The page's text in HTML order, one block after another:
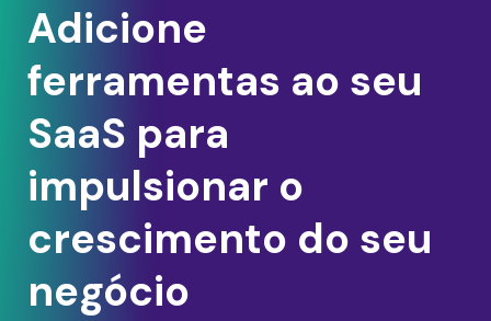
Adicione
ferramentas ao seu
SaaS para
impulsionar o
crescimento do seu
negócio